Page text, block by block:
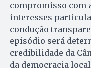
compromisso com
interesses
condução
episódio será
credibilidade da
da democracia